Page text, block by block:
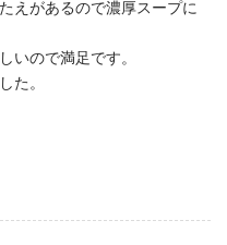
えがあるので濃厚スープに
いので満足です。
た。